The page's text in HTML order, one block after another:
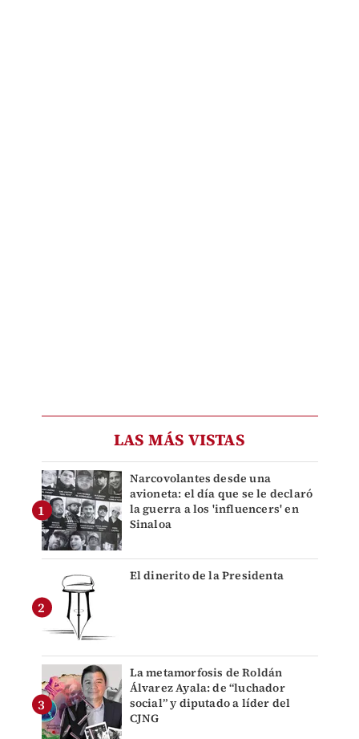
LAS MÁS VISTAS
Narcovolantes desde una
avioneta: el día que se le declaró
la guerra a los 'influencers' en
Sinaloa
El dinerito de la Presidenta
La metamorfosis de Roldán
Álvarez Ayala: de “luchador
social” y diputado a líder del
CJNG